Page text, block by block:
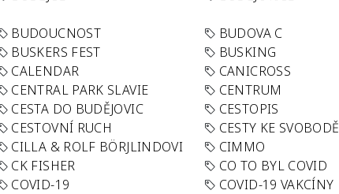
BUDOUCNOST BUDOVA C
BUSKERS FEST BUSKING
CALENDAR CANICROSS
CENTRAL PARK SLAVIE CENTRUM
CESTA DO BUDĚJOVIC CESTOPIS
CESTOVNÍ RUCH CESTY KE SVOBODĚ
CILLA & ROLF BÖRJLINDOVI CIMMO
CK FISHER CO TO BYL COVID
COVID-19 COVID-19 VAKCÍNY